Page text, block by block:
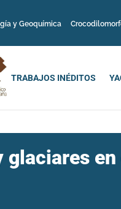
y Geoquímica
TRABAJOS INÉDITOS
glaciares